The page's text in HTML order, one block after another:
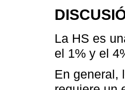
La HS es
el 1% y el
En general,